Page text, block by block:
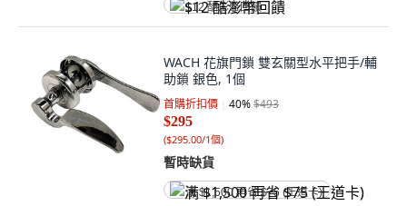
$12 酷澎幣回饋
WACH 花旗門鎖 雙玄關型水平把手/輔
助鎖 銀色, 1個
首購折扣價 40%$493
$295
($295.00/1個)
暫時缺貨
满 $1,500 再省 $75 (王道卡)